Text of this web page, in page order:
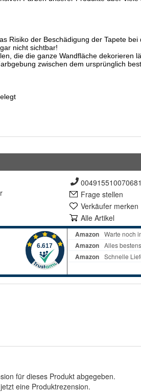
004915510070681
Frage stellen
Verkäufer merken
Alle Artikel
für dieses Produkt abgegeben.
eine Produktrezension.